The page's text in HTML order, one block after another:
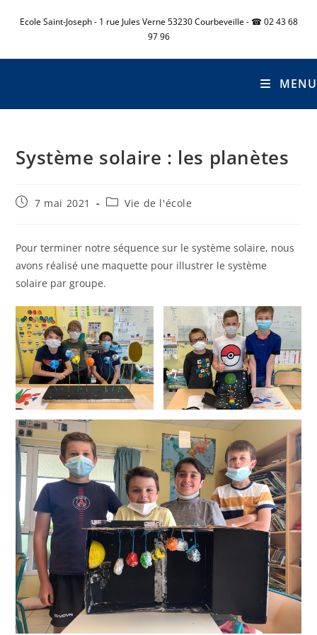
Ecole Saint-Joseph - 1 rue Jules Verne 53230 Courbeveille - ☎ 02 43 68
97 96
MENU
Système solaire : les planètes
7 mai 2021 Vie de l'école
Pour terminer notre séquence sur le système solaire, nous
avons réalisé une maquette pour illustrer le système
solaire par groupe.